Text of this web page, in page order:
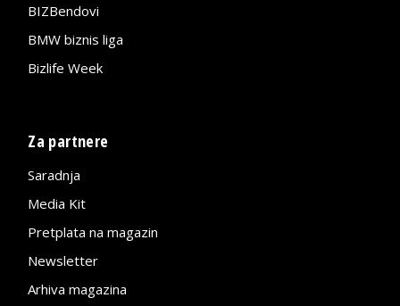
BIZBendovi
BMW biznis liga
Bizlife Week
Za partnere
Saradnja
Media Kit
Pretplata na magazin
Newsletter
Arhiva magazina